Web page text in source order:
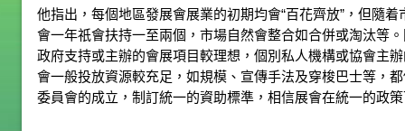
他指出，每個地區發展會展業的初期均會“百花齊放”，但隨
會一年祇會扶持一至兩個，市場自然會整合如合併或淘汰等
政府支持或主辦的會展項目較理想，個別私人機構或協會主
會一般投放資源較充足，如規模、宣傳手法及穿梭巴士等，
委員會的成立，制訂統一的資助標準，相信展會在統一的政